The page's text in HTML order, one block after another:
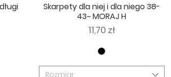
Skarpety dla niej i dla niego 38-
43~ MORAJ H
Cena
11,70 zł
Rozmiar